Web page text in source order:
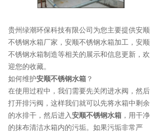
贵州绿潮环保科技有限公司为您主要提供安顺
不锈钢水箱厂家 ，安顺不锈钢水箱加工，安顺
不锈钢水箱制造等相关的展示和信息更新，欢
迎您的收藏。
如何维护安顺不锈钢水箱 ？
在使用过程中，我们需要先关闭进水阀，然后
打开排污阀，这样我们就可以先将水箱中剩余
的水排干，然后进入 安顺不锈钢水箱 ，用干净
的抹布清洁水箱内的污垢。如果污垢非常严